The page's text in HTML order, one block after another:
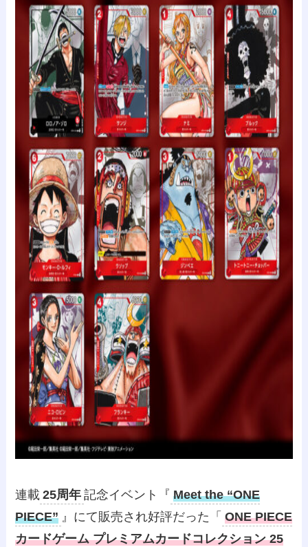
連載 25周年 記念イベント『 Meet the “ONE
PIECE” 』にて販売され好評だった「 ONE PIECE
カードゲーム プレミアムカードコレクション 25